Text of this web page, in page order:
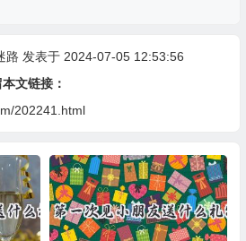
路 发表于 2024-07-05 12:53:56
文链接：
202241.html